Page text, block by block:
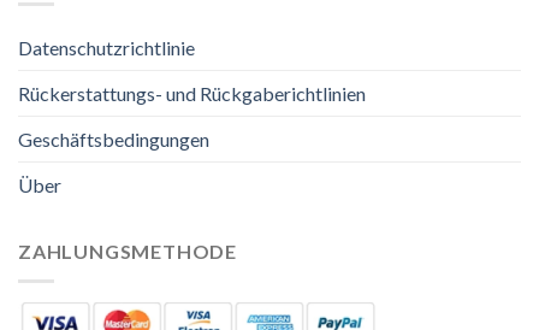
Datenschutzrichtlinie
Rückerstattungs- und Rückgaberichtlinien
Geschäftsbedingungen
Über
ZAHLUNGSMETHODE